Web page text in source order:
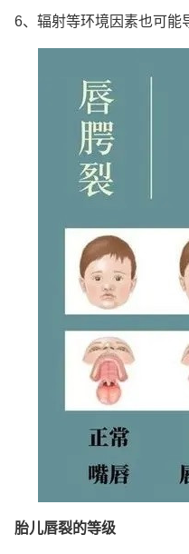
6、辐射等环境因素也可能
胎儿唇裂的等级